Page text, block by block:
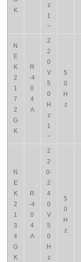
K
z
1
~
N
E
K
2
1
7
2
G
K
R
-4
0
4
A
2
2
0
V
5
0
H
z
1
~
5
0
H
z
N
E
K
2
1
3
4
G
K
R
-4
0
4
A
2
2
0-
2
4
0
V
5
0
H
z
5
0
H
z